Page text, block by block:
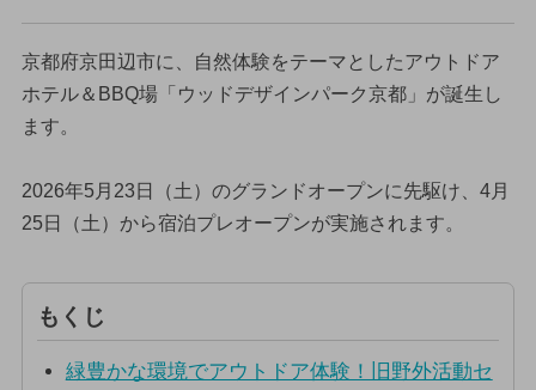
京都府京田辺市に、自然体験をテーマとしたアウトドア
ホテル＆BBQ場「ウッドデザインパーク京都」が誕生し
ます。
2026年5月23日（土）のグランドオープンに先駆け、4月
25日（土）から宿泊プレオープンが実施されます。
もくじ
緑豊かな環境でアウトドア体験！旧野外活動セ